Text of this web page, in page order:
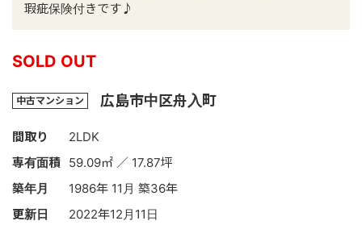
瑕疵保険付きです♪
SOLD OUT
中古マンション 広島市中区舟入町
間取り
2LDK
専有面積 59.09㎡ ／ 17.87坪
築年月
1986年 11月 築36年
更新日
2022年12月11日